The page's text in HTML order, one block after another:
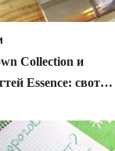
Collection и
Essence: свотчи